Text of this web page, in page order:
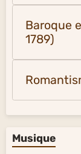
Baroque
1789)
Musique